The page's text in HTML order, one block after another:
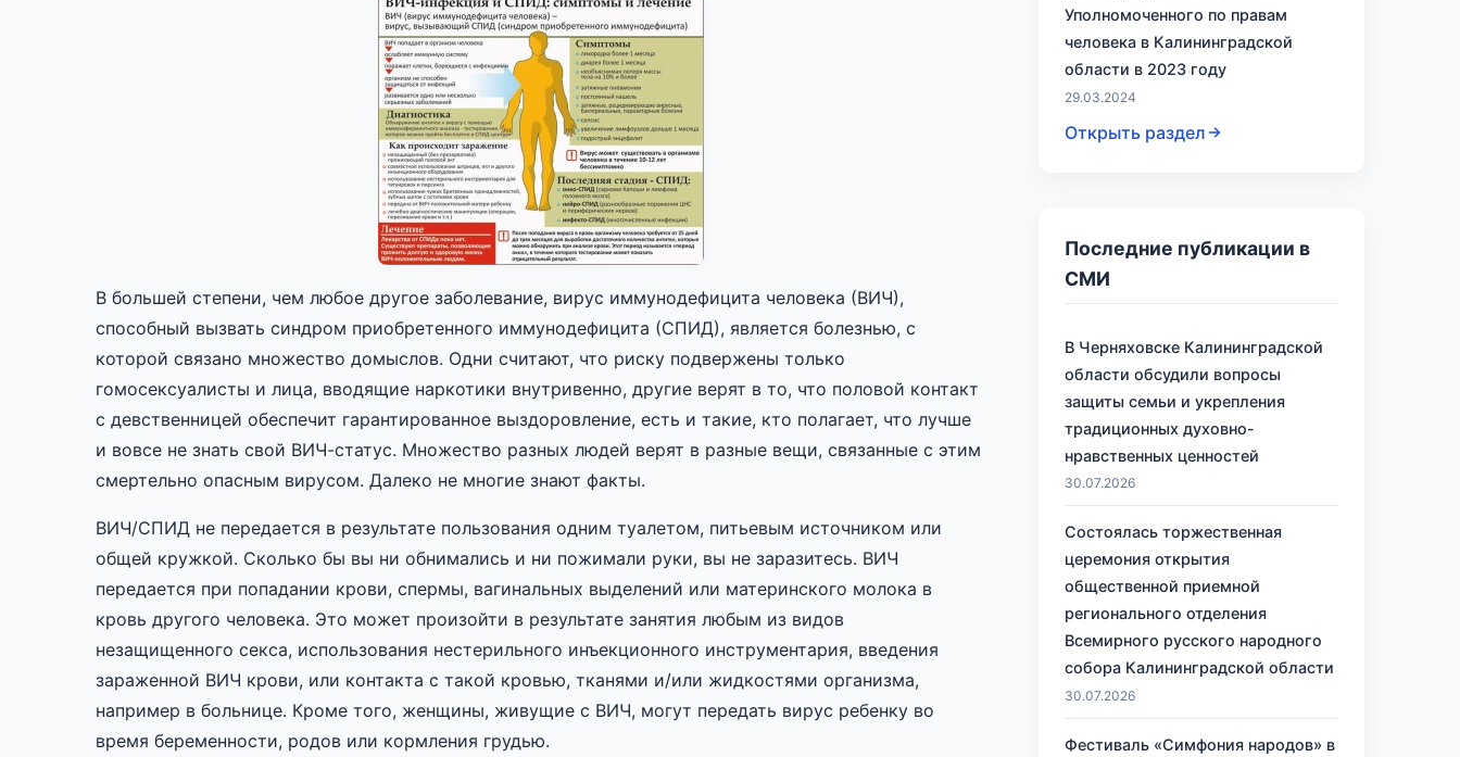
В большей степени, чем любое другое заболевание, вирус иммунодефицита человека (ВИЧ),
способный вызвать синдром приобретенного иммунодефицита (СПИД), является болезнью, с
которой связано множество домыслов. Одни считают, что риску подвержены только
гомосексуалисты и лица, вводящие наркотики внутривенно, другие верят в то, что половой контакт
с девственницей обеспечит гарантированное выздоровление, есть и такие, кто полагает, что лучше
и вовсе не знать свой ВИЧ-статус. Множество разных людей верят в разные вещи, связанные с этим
смертельно опасным вирусом. Далеко не многие знают факты.
ВИЧ/СПИД не передается в результате пользования одним туалетом, питьевым источником или
общей кружкой. Сколько бы вы ни обнимались и ни пожимали руки, вы не заразитесь. ВИЧ
передается при попадании крови, спермы, вагинальных выделений или материнского молока в
кровь другого человека. Это может произойти в результате занятия любым из видов
незащищенного секса, использования нестерильного инъекционного инструментария, введения
зараженной ВИЧ крови, или контакта с такой кровью, тканями и/или жидкостями организма,
например в больнице. Кроме того, женщины, живущие с ВИЧ, могут передать вирус ребенку во
время беременности, родов или кормления грудью.
Уполномоченного по правам
человека в Калининградской
области в 2023 году
29.03.2024
Открыть раздел
Последние публикации в
СМИ
В Черняховске Калининградской
области обсудили вопросы
защиты семьи и укрепления
традиционных духовно-
нравственных ценностей
30.07.2026
Состоялась торжественная
церемония открытия
общественной приемной
регионального отделения
Всемирного русского народного
собора Калининградской области
30.07.2026
Фестиваль «Симфония народов» в